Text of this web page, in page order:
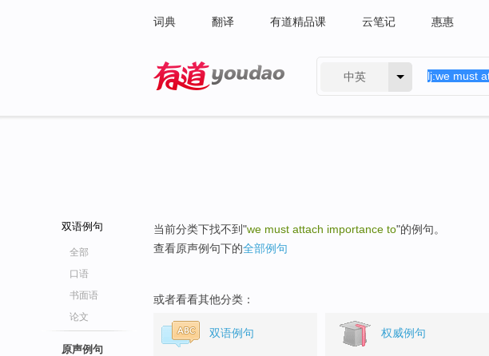
词典 翻译 有道精品课 云笔记 惠惠
中英
双语例句
全部
口语
书面语
论文
原声例句
当前分类下找不到"we must attach importance to"的例句。
查看原声例句下的全部例句
或者看看其他分类：
双语例句 权威例句